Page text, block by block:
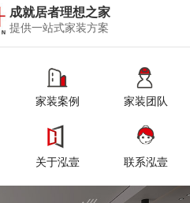
成就居者理想之家
提供一站式家装方案
家装案例 家装团队
关于泓壹 联系泓壹